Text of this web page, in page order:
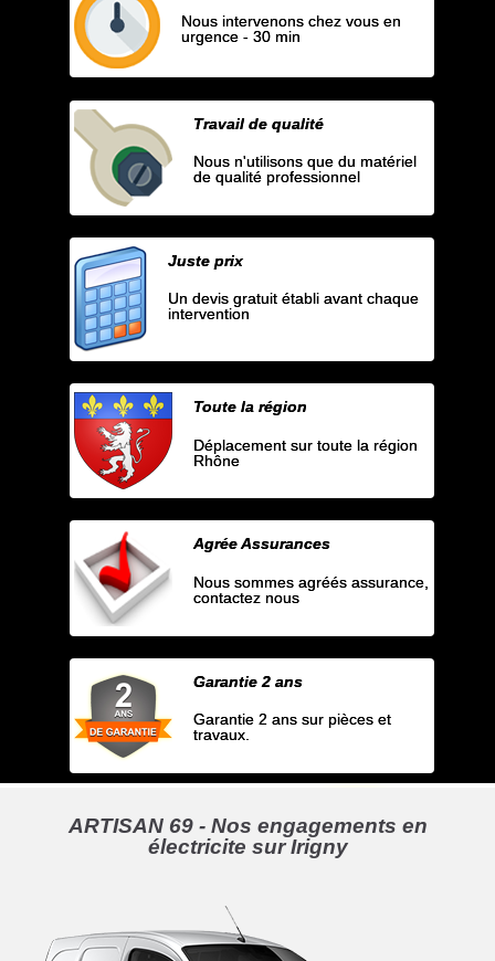
Nous intervenons chez vous en
urgence - 30 min
Travail de qualité
Nous n'utilisons que du matériel
de qualité professionnel
Juste prix
Un devis gratuit établi avant chaque
intervention
Toute la région
Déplacement sur toute la région
Rhône
Agrée Assurances
Nous sommes agréés assurance,
contactez nous
Garantie 2 ans
Garantie 2 ans sur pièces et
travaux.
ARTISAN 69 - Nos engagements en
électricite sur Irigny